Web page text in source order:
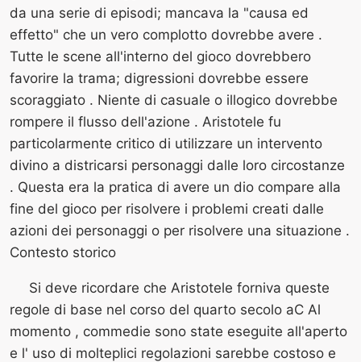
da una serie di episodi; mancava la "causa ed
effetto" che un vero complotto dovrebbe avere .
Tutte le scene all'interno del gioco dovrebbero
favorire la trama; digressioni dovrebbe essere
scoraggiato . Niente di casuale o illogico dovrebbe
rompere il flusso dell'azione . Aristotele fu
particolarmente critico di utilizzare un intervento
divino a districarsi personaggi dalle loro circostanze
. Questa era la pratica di avere un dio compare alla
fine del gioco per risolvere i problemi creati dalle
azioni dei personaggi o per risolvere una situazione .
Contesto storico
Si deve ricordare che Aristotele forniva queste
regole di base nel corso del quarto secolo aC Al
momento , commedie sono state eseguite all'aperto
e l' uso di molteplici regolazioni sarebbe costoso e